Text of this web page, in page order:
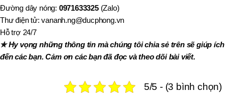
Đường dây nóng: 0971633325(Zalo)
Thư điện tử: vananh.ng@ducphong.vn
Hỗ trợ 24/7
✯ Hy vọng những thông tin mà chúng tôi chia sẻ trên sẽ giúp ích
đến các bạn. Cảm ơn các bạn đã đọc và theo dõi bài viết.
5/5 - (3 bình chọn)